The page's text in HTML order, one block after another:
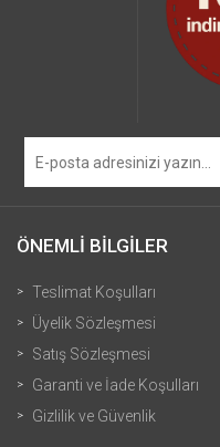
ÖNEMLİ BİLGİLER
Teslimat Koşulları
Üyelik Sözleşmesi
Satış Sözleşmesi
Garanti ve İade Koşulları
Gizlilik ve Güvenlik